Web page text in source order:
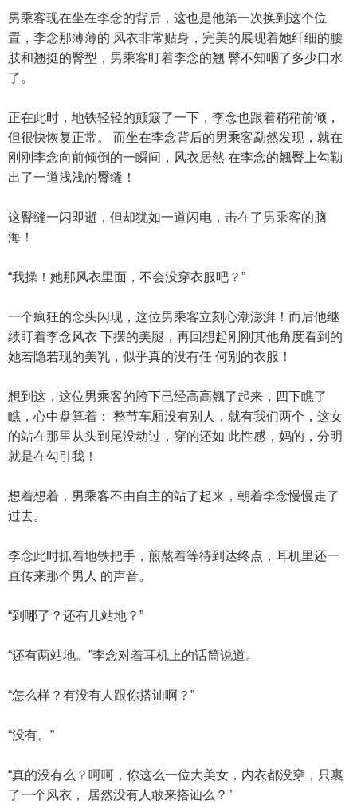
男乘客现在坐在李念的背后，这也是他第一次换到这个位
置，李念那薄薄的 风衣非常贴身，完美的展现着她纤细的腰
肢和翘挺的臀型，男乘客盯着李念的翘 臀不知咽了多少口水
了。
正在此时，地铁轻轻的颠簸了一下，李念也跟着稍稍前倾，
但很快恢复正常。 而坐在李念背后的男乘客勐然发现，就在
刚刚李念向前倾倒的一瞬间，风衣居然 在李念的翘臀上勾勒
出了一道浅浅的臀缝！
这臀缝一闪即逝，但却犹如一道闪电，击在了男乘客的脑
海！
“我操！她那风衣里面，不会没穿衣服吧？”
一个疯狂的念头闪现，这位男乘客立刻心潮澎湃！而后他继
续盯着李念风衣 下摆的美腿，再回想起刚刚其他角度看到的
她若隐若现的美乳，似乎真的没有任 何别的衣服！
想到这，这位男乘客的胯下已经高高翘了起来，四下瞧了
瞧，心中盘算着： 整节车厢没有别人，就有我们两个，这女
的站在那里从头到尾没动过，穿的还如 此性感，妈的，分明
就是在勾引我！
想着想着，男乘客不由自主的站了起来，朝着李念慢慢走了
过去。
李念此时抓着地铁把手，煎熬着等待到达终点，耳机里还一
直传来那个男人 的声音。
“到哪了？还有几站地？”
“还有两站地。”李念对着耳机上的话筒说道。
“怎么样？有没有人跟你搭讪啊？”
“没有。”
“真的没有么？呵呵，你这么一位大美女，内衣都没穿，只裹
了一个风衣， 居然没有人敢来搭讪么？”